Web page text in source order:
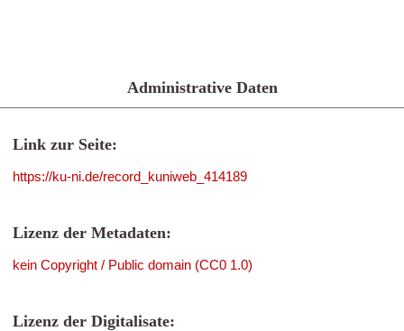
Administrative Daten
Link zur Seite:
https://ku-ni.de/record_kuniweb_414189
Lizenz der Metadaten:
kein Copyright / Public domain (CC0 1.0)
Lizenz der Digitalisate: